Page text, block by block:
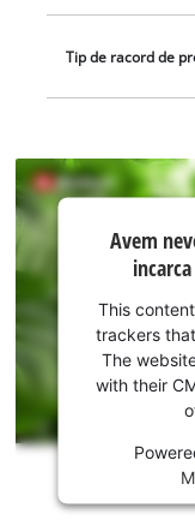
Tip de racord de
Avem
nevoie
de
acordul
dvs.
incarca
serviciul
Youtube!
content
Avem
This
trackers
The
with their